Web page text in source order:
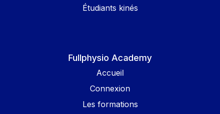
Étudiants kinés
Fullphysio Academy
Accueil
Connexion
Les formations